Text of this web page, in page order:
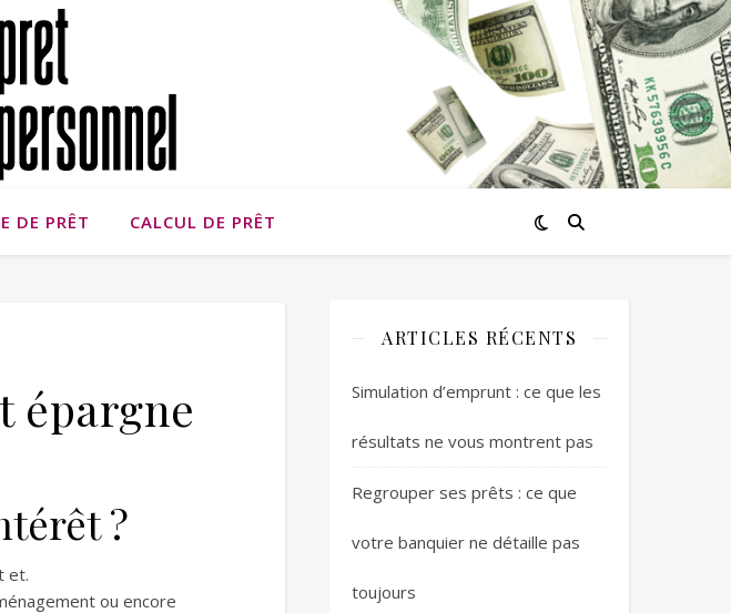
DE PRÊT CALCUL DE PRÊT
épargne
?
et.
ou encore
ARTICLES RÉCENTS
Simulation d’emprunt : ce que les
résultats ne vous montrent pas
Regrouper ses prêts : ce que
votre banquier ne détaille pas
toujours